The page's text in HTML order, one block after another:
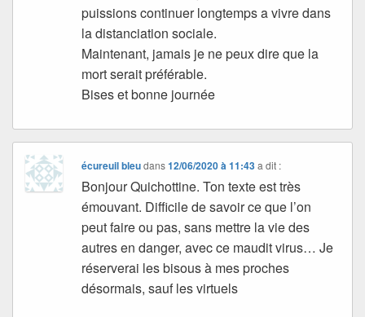
puissions continuer longtemps a vivre dans
la distanciation sociale.
Maintenant, jamais je ne peux dire que la
mort serait préférable.
Bises et bonne journée
écureuil bleudans12/06/2020 à 11:43 a dit :
Bonjour Quichottine. Ton texte est très
émouvant. Difficile de savoir ce que l’on
peut faire ou pas, sans mettre la vie des
autres en danger, avec ce maudit virus… Je
réserverai les bisous à mes proches
désormais, sauf les virtuels